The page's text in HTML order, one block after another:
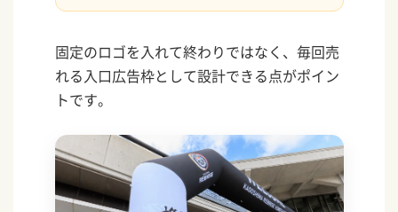
固定のロゴを入れて終わりではなく、毎回売
れる入口広告枠として設計できる点がポイン
トです。